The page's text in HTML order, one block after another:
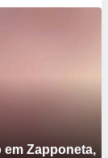
em Zapponeta,